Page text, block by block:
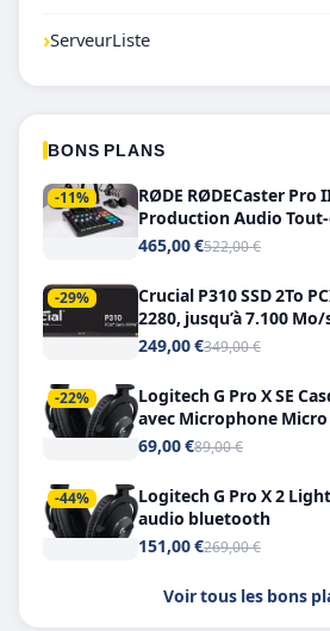
›ServeurListe
BONS PLANS
-11%
RØDE RØDECaster Pro
Production Audio
Double USB-C
465,00 €522,00 €
-29%
Crucial P310 SSD 2To
2280, jusqu’à 7.100 Mo/
249,00 €349,00 €
-22%
Logitech G Pro X SE
avec Microphone Micro
Headphone X 7.1
69,00 €89,00 €
-44%
Logitech G Pro X 2
audio bluetooth
151,00 €269,00 €
Voir tous les bons